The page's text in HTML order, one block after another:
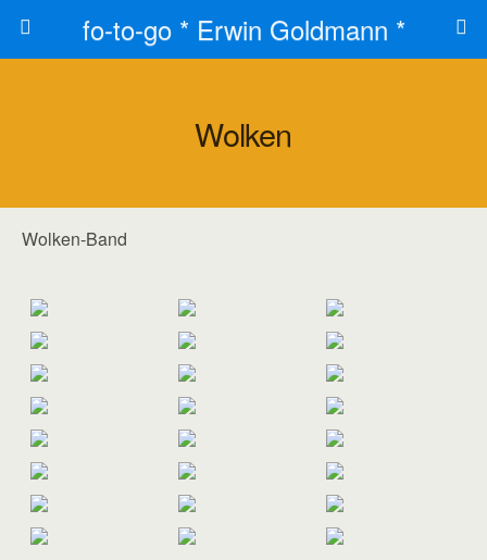
fo-to-go * Erwin Goldmann *
Wolken
Wolken-Band